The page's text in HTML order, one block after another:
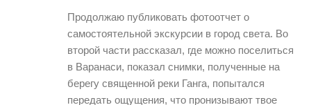
Продолжаю публиковать фотоотчет о
самостоятельной экскурсии в город света. Во
второй части рассказал, где можно поселиться
в Варанаси, показал снимки, полученные на
берегу священной реки Ганга, попытался
передать ощущения, что пронизывают твое